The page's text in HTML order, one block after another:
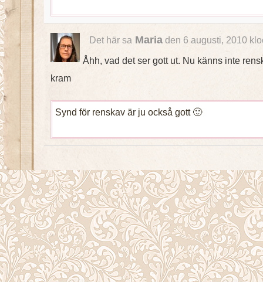
Det här sa Mariaden 6 augusti, 2010
Åhh, vad det ser gott ut. Nu känns inte
kram
Synd för renskav är ju också gott 🙂